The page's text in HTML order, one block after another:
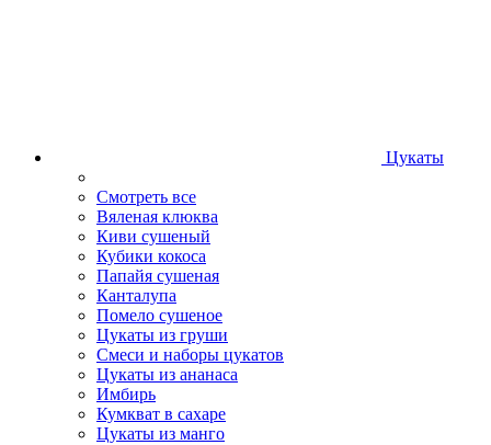
Цукаты
Смотреть все
Вяленая клюква
Киви сушеный
Кубики кокоса
Папайя сушеная
Канталупа
Помело сушеное
Цукаты из груши
Смеси и наборы цукатов
Цукаты из ананаса
Имбирь
Кумкват в сахаре
Цукаты из манго